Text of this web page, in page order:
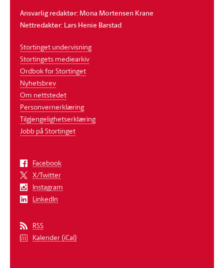
Ansvarlig redaktør: Mona Mortensen Krane
Nettredaktør: Lars Henie Barstad
Stortinget undervisning
Stortingets mediearkiv
Ordbok for Stortinget
Nyhetsbrev
Om nettstedet
Personvernerklæring
Tilgjengelighetserklæring
Jobb på Stortinget
Facebook
X/Twitter
Instagram
LinkedIn
RSS
Kalender (iCal)